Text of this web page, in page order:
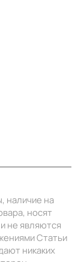
наличие на
носят
не являются
Статьи
никаких